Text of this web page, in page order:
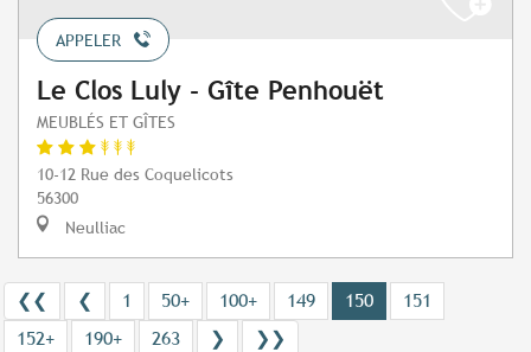
APPELER
Le Clos Luly - Gîte Penhouët
MEUBLÉS ET GÎTES
10-12 Rue des Coquelicots
56300
Neulliac
❮❮ ❮ 1 50+ 100+ 149 150
151
152+
190+ 263 ❯ ❯❯